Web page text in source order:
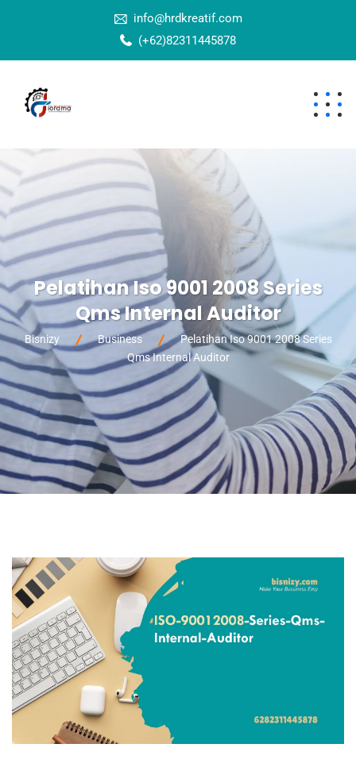
info@hrdkreatif.com
(+62)82311445878
Pelatihan Iso 9001 2008 Series
Qms Internal Auditor
Bisnizy Business
Pelatihan Iso 9001 2008 Series
Qms Internal Auditor